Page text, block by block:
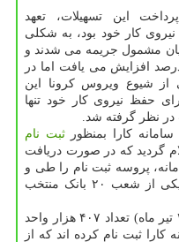
این تسهیلات، تعهد
به حفظ حداقل ۹۰ درصد نیروی کار خود بود، به شکلی
مشمول جریمه می شدند و
نرخ تسهیلات دریافتی آنها تا ۲۴ درصد افزایش می یافت اما در
از شیوع ویروس کرونا این
حفظ نیروی کار خود تنها
ثبت نام
گردید که در صورت دریافت
پروسه ثبت نام را طی و
در مرحله آخر برای دریافت وام به یکی از شعب ۲۰ بانک منتخب
بر این اساس، طبق آخرین آمارها (۲۲ تیر ماه) تعداد ۴۰۷ هزار واحد
کارا ثبت نام کرده اند که از